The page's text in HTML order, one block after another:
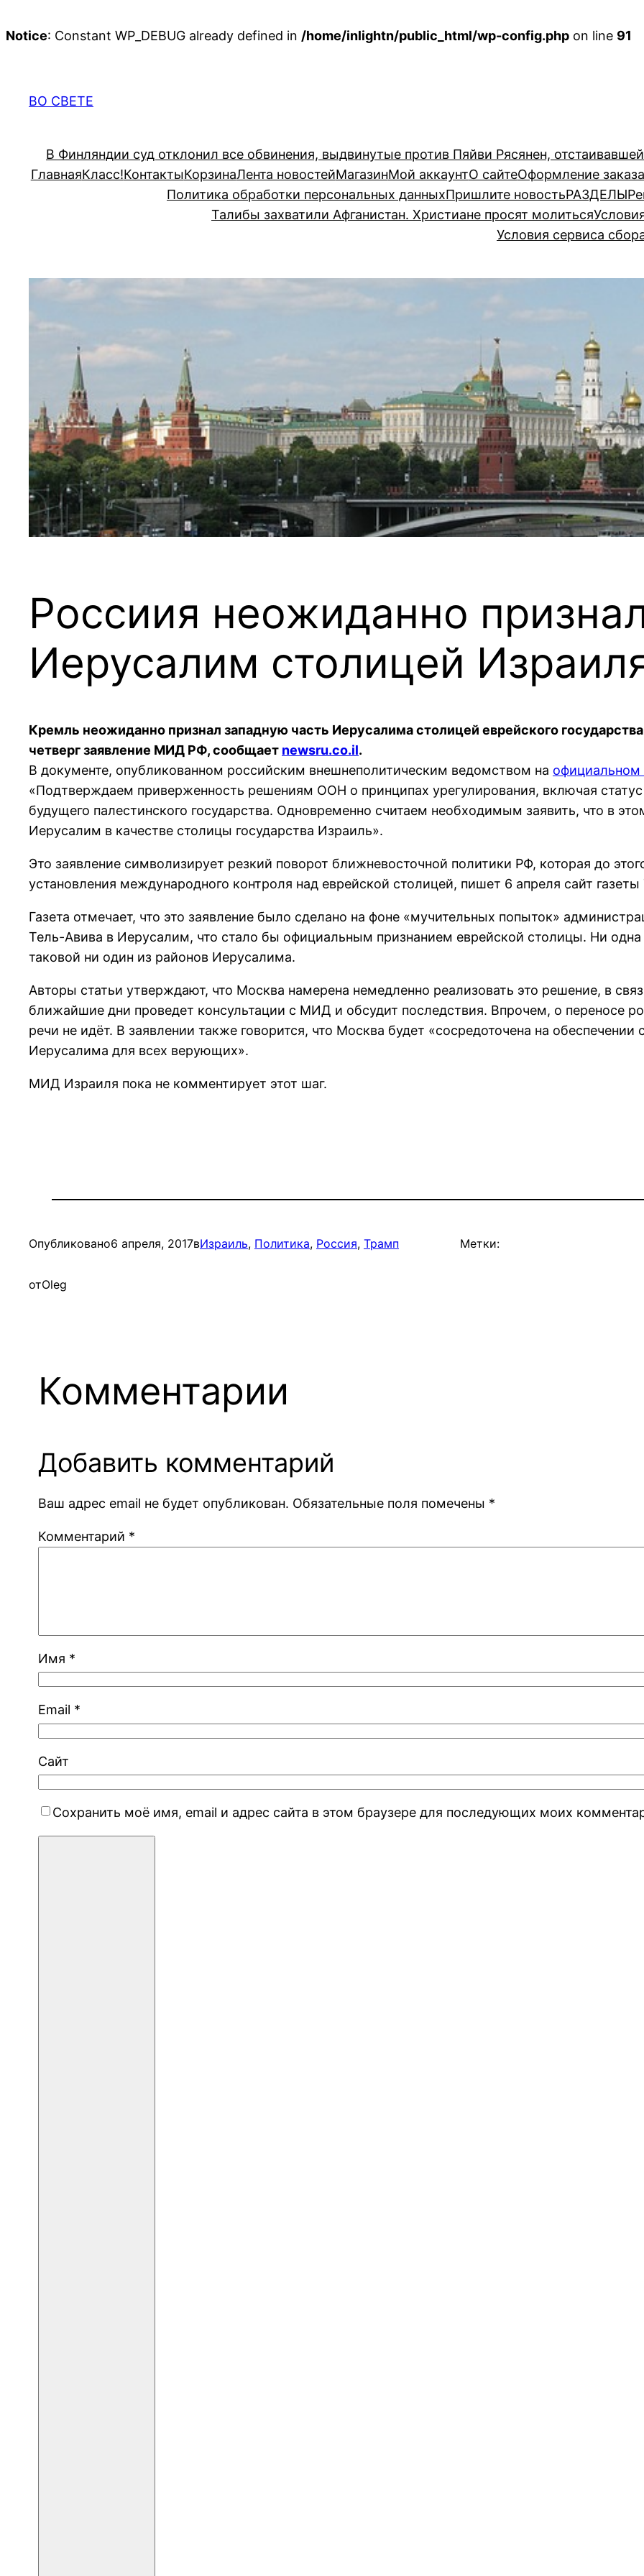
Notice: Constant WP_DEBUG already defined in /home/inlightn/public_html/wp-config.php on line 91
содержимому
ВО СВЕТЕ
В Финляндии суд отклонил все обвинения, выдвинутые против Пяйви Рясянен,
ГлавнаяКласс!КонтактыКорзинаЛента новостейМагазинМой аккаунтО сайтеОформление заказа
Политика обработки персональных данныхПришлите новостьРАЗДЕЛЫ
Талибы захватили Афганистан. Христиане просят молиться
Условия сервиса
Россиия неожиданно
Иерусалим столицей
Кремль неожиданно признал западную часть Иерусалима столицей еврейского
четверг заявление МИД РФ, сообщает newsru.co.il.
В документе, опубликованном российским внешнеполитическим ведомством на официальном
«Подтверждаем приверженность решениям ООН о принципах урегулирования, включая
будущего палестинского государства. Одновременно считаем необходимым заявить, что в
Иерусалим в качестве столицы государства Израиль».
Это заявление символизирует резкий поворот ближневосточной политики РФ, которая до
установления международного контроля над еврейской столицей, пишет 6 апреля сайт
Газета отмечает, что это заявление было сделано на фоне «мучительных попыток»
Тель-Авива в Иерусалим, что стало бы официальным признанием еврейской столицы. Ни одна
таковой ни один из районов Иерусалима.
Авторы статьи утверждают, что Москва намерена немедленно реализовать это решение, в
ближайшие дни проведет консультации с МИД и обсудит последствия. Впрочем, о переносе
речи не идёт. В заявлении также говорится, что Москва будет «сосредоточена на
Иерусалима для всех верующих».
МИД Израиля пока не комментирует этот шаг.
Опубликовано6 апреля, 2017вИзраиль, Политика, Россия, Трамп
отOleg
Метки:
Комментарии
Добавить комментарий
Ваш адрес email не будет опубликован. Обязательные поля помечены *
Комментарий *
Имя *
Email *
Сайт
Сохранить моё имя, email и адрес сайта в этом браузере для последующих моих